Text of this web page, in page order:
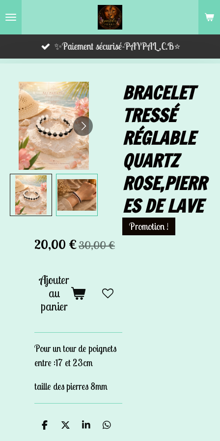
Passer
✨Paiement sécurisé-PAYPAL,C.B⭐️
BRACELET
TRESSÉ
RÉGLABLE
QUARTZ
ROSE,PIERR
ES DE LAVE
Promotion !
20,00 €30,00 €
Ajouter
au
panier
Pour un tour de poignets
entre :17 et 23cm
taille des pierres 8mm
P
P
P
P